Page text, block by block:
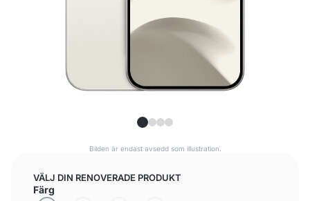
Bilden är endast avsedd som illustration.
VÄLJ DIN RENOVERADE PRODUKT
Färg